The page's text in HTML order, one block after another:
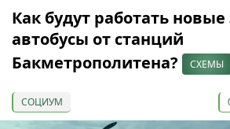
Как будут работать новые
автобусы от станций
Бакметрополитена?
СХЕМЫ
СОЦИУМ